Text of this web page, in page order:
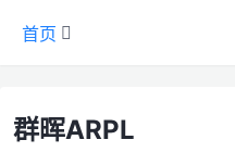
首页
群晖ARPL